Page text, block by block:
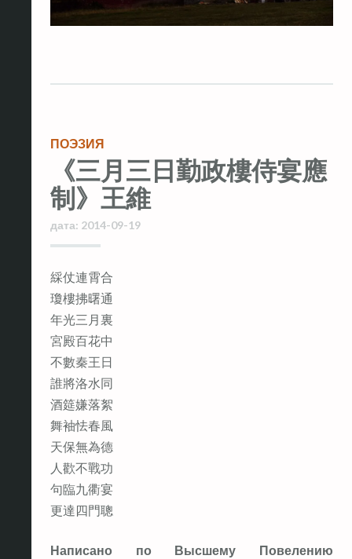
ПОЭЗИЯ
《三月三日勤政樓侍宴應
制》王維
дата: 2014-09-19
綵仗連霄合
瓊樓拂曙通
年光三月裏
宮殿百花中
不數秦王日
誰將洛水同
酒筵嫌落絮
舞袖怯春風
天保無為德
人歡不戰功
句臨九衢宴
更達四門聰
Написано по Высшему Повелению